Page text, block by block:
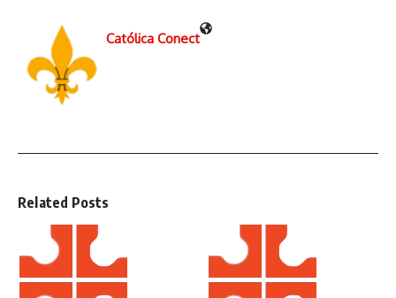
Católica Conect
Related Posts